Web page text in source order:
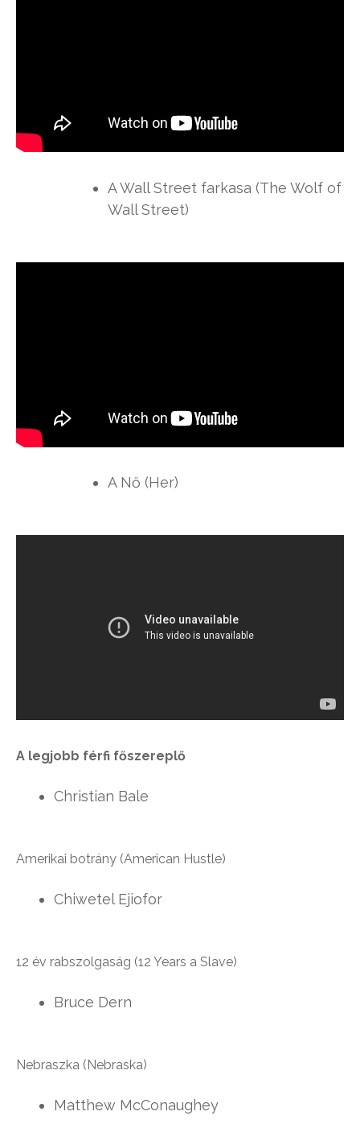
A Wall Street farkasa (The Wolf of
Wall Street)
A Nő (Her)
A legjobb férfi főszereplő
Christian Bale
Amerikai botrány (American Hustle)
Chiwetel Ejiofor
12 év rabszolgaság (12 Years a Slave)
Bruce Dern
Nebraszka (Nebraska)
Matthew McConaughey